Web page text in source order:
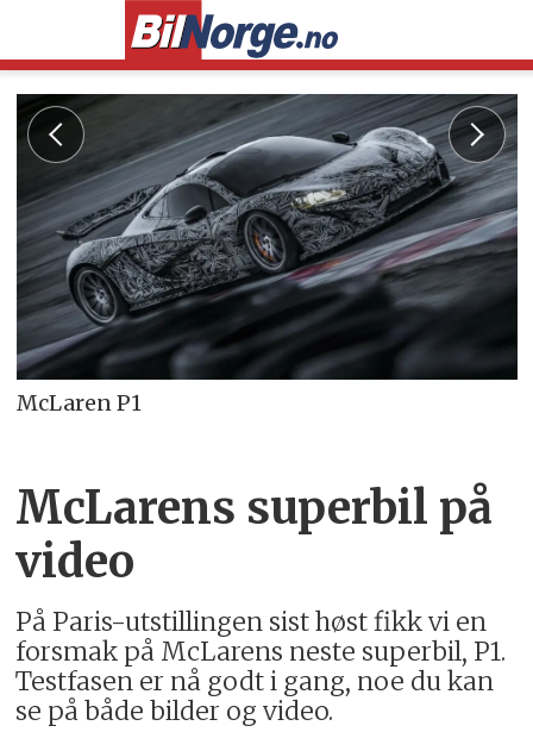
McLaren P1
McLarens superbil på
video
På Paris-utstillingen sist høst fikk vi en
forsmak på McLarens neste superbil, P1.
Testfasen er nå godt i gang, noe du kan
se på både bilder og video.